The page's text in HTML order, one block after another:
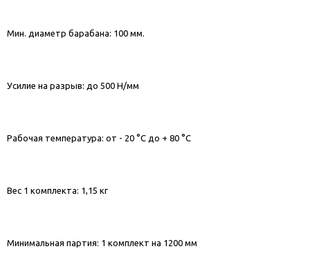
Мин. диаметр барабана: 100 мм.
Усилие на разрыв: до 500 Н/мм
Рабочая температура: от - 20 °C до + 80 °C
Вес 1 комплекта: 1,15 кг
Минимальная партия: 1 комплект на 1200 мм